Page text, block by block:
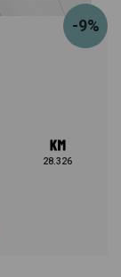
-9%
28.326